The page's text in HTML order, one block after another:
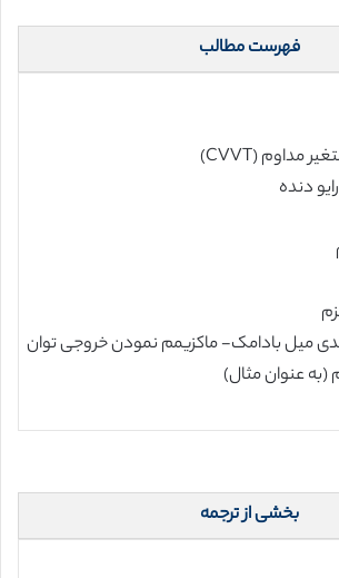
فهرست مطالب
بخشی از ترجمه